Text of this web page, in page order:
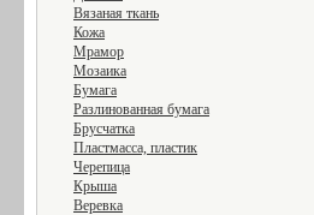
Вязаная ткань
Кожа
Мрамор
Мозаика
Бумага
Разлинованная бумага
Брусчатка
Пластмасса, пластик
Черепица
Крыша
Веревка